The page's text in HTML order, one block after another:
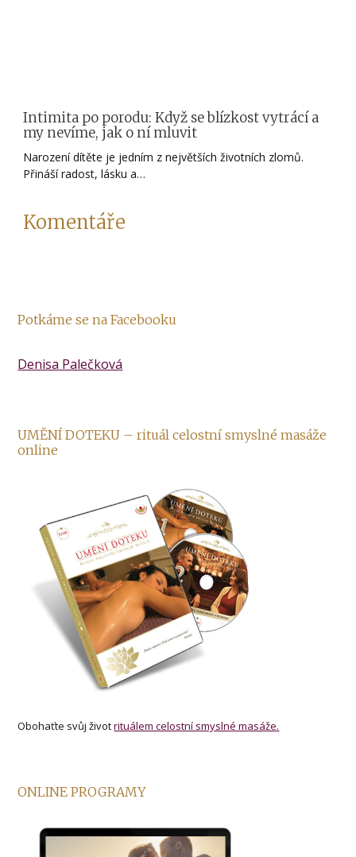
Intimita po porodu: Když se blízkost vytrácí a
my nevíme, jak o ní mluvit
Narození dítěte je jedním z největších životních zlomů.
Přináší radost, lásku a…
Komentáře
Potkáme se na Facebooku
Denisa Palečková
UMĚNÍ DOTEKU – rituál celostní smyslné masáže
online
Obohaťte svůj životrituálem celostní smyslné masáže.
ONLINE PROGRAMY